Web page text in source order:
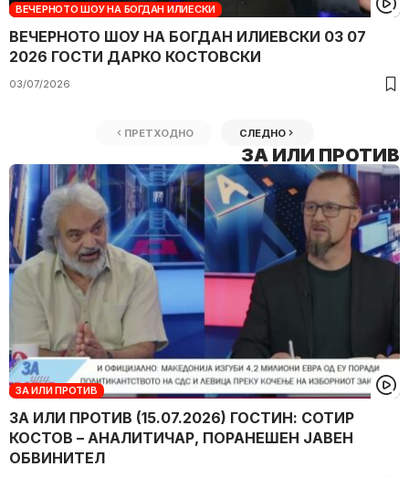
ВЕЧЕРНОТО ШОУ НА БОГДАН ИЛИЕСКИ
ВЕЧЕРНОТО ШОУ НА БОГДАН ИЛИЕВСКИ 03 07
2026 ГОСТИ ДАРКО КОСТОВСКИ
03/07/2026
ПРЕТХОДНО СЛЕДНО
ЗА ИЛИ ПРОТИВ
ЗА ИЛИ ПРОТИВ
ЗА ИЛИ ПРОТИВ (15.07.2026) ГОСТИН: СОТИР
КОСТОВ – АНАЛИТИЧАР, ПОРАНЕШЕН ЈАВЕН
ОБВИНИТЕЛ